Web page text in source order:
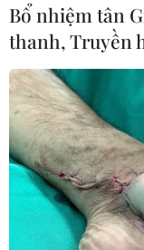
Bổ nhiệm tân
thanh, Truyền